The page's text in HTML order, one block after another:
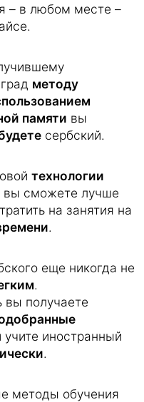
– в любом месте –
методу
памяти вы
сербский.
технологии
вы сможете лучше
на занятия на
.
еще никогда не
.
получаете
учите иностранный
.
методы обучения